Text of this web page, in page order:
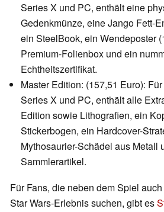
Series X und PC, enthält eine
Gedenkmünze, eine Jango Fett-
ein SteelBook, ein Wendeposter
Premium-Folienbox und ein
Echtheitszertifikat.
Master Edition: (157,51 Euro):
Series X und PC, enthält alle
Edition sowie Lithografien, ein
Stickerbogen, ein Hardcover-
Mythosaurier-Schädel aus Metall
Sammlerartikel.
Für Fans, die neben dem Spiel
Star Wars-Erlebnis suchen, gibt es